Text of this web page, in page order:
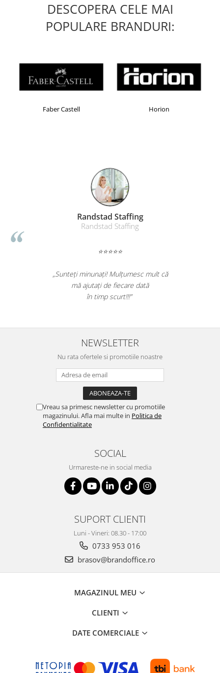
DESCOPERA CELE MAI
POPULARE BRANDURI:
Faber Castell Horion
Randstad Staffing
Randstad Staffing
⭐⭐⭐⭐⭐
„Sunteți minunați! Mulțumesc mult că
mă ajutați de fiecare dată
în timp scurt!!!”
NEWSLETTER
Nu rata ofertele si promotiile noastre
Vreau sa primesc newsletter cu promotiile
magazinului. Afla mai multe in Politica de
Confidentialitate
SOCIAL
Urmareste-ne in social media
SUPORT CLIENTI
Luni - Vineri: 08.30 - 17:00
0733 953 016
brasov@brandoffice.ro
MAGAZINUL MEU
CLIENTI
DATE COMERCIALE